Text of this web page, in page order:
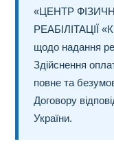
«ЦЕНТР
РЕАБІЛІТАЦІЇ
щодо надання
Здійснення
повне та
Договору
України.